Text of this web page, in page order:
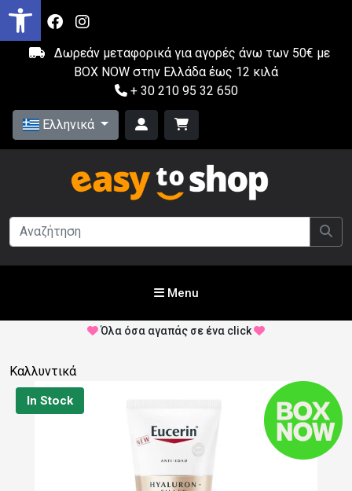
Δωρεάν μεταφορικά για αγορές άνω των 50€ με
BOX NOW στην Ελλάδα έως 12 κιλά
+ 30 210 95 32 650
Ελληνικά
Menu
Όλα όσα αγαπάς σε ένα click
Καλλυντικά
In Stock